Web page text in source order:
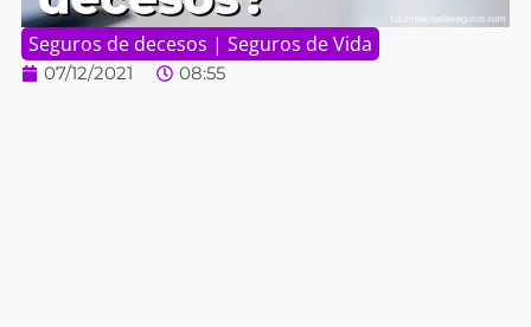
Seguros de decesos | Seguros de Vida
07/12/2021 08:55